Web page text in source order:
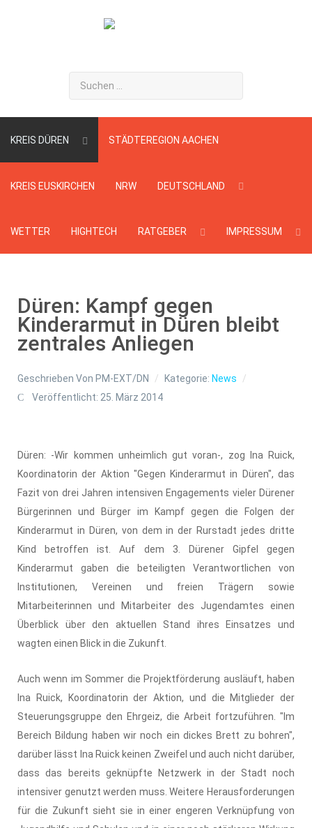
Suchen
...
KREIS DÜREN STÄDTEREGION AACHEN
KREIS EUSKIRCHEN NRW DEUTSCHLAND
WETTER HIGHTECH RATGEBER IMPRESSUM
Düren: Kampf gegen
Kinderarmut in Düren bleibt
zentrales Anliegen
Geschrieben Von PM-EXT/DN Kategorie: News
Veröffentlicht: 25. März 2014
Düren: -Wir kommen unheimlich gut voran-, zog Ina Ruick,
Koordinatorin der Aktion "Gegen Kinderarmut in Düren", das
Fazit von drei Jahren intensiven Engagements vieler Dürener
Bürgerinnen und Bürger im Kampf gegen die Folgen der
Kinderarmut in Düren, von dem in der Rurstadt jedes dritte
Kind betroffen ist. Auf dem 3. Dürener Gipfel gegen
Kinderarmut gaben die beteiligten Verantwortlichen von
Institutionen, Vereinen und freien Trägern sowie
Mitarbeiterinnen und Mitarbeiter des Jugendamtes einen
Überblick über den aktuellen Stand ihres Einsatzes und
wagten einen Blick in die Zukunft.
Auch wenn im Sommer die Projektförderung ausläuft, haben
Ina Ruick, Koordinatorin der Aktion, und die Mitglieder der
Steuerungsgruppe den Ehrgeiz, die Arbeit fortzuführen. "Im
Bereich Bildung haben wir noch ein dickes Brett zu bohren",
darüber lässt Ina Ruick keinen Zweifel und auch nicht darüber,
dass das bereits geknüpfte Netzwerk in der Stadt noch
intensiver genutzt werden muss. Weitere Herausforderungen
für die Zukunft sieht sie in einer engeren Verknüpfung von